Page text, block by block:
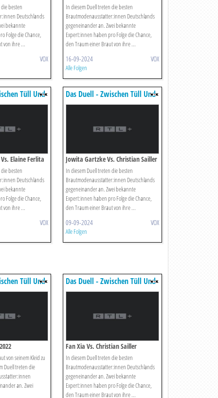
besten
Deutschlands
bekannte
Folge die Chance,
von ihre ...
VOX
In diesem Duell treten die besten
Brautmodenausstatter:innen Deutschlands
gegeneinander an. Zwei bekannte
Expert:innen haben pro Folge die Chance,
den Traum einer Braut von ihre ...
16-09-2024 VOX
Alle Folgen
Tüll Und
Elaine Ferlita
besten
Deutschlands
bekannte
Folge die Chance,
von ihre ...
VOX
Das Duell - Zwischen Tüll Und
Tränen
Jowita Gartzke Vs. Christian Sailler
In diesem Duell treten die besten
Brautmodenausstatter:innen Deutschlands
gegeneinander an. Zwei bekannte
Expert:innen haben pro Folge die Chance,
den Traum einer Braut von ihre ...
09-09-2024 VOX
Alle Folgen
Tüll Und
von seinem Kleid zu
Duell treten die
an. Zwei
Das Duell - Zwischen Tüll Und
Tränen
Fan Xia Vs. Christian Sailler
In diesem Duell treten die besten
Brautmodenausstatter:innen Deutschlands
gegeneinander an. Zwei bekannte
Expert:innen haben pro Folge die Chance,
den Traum einer Braut von ihre ...